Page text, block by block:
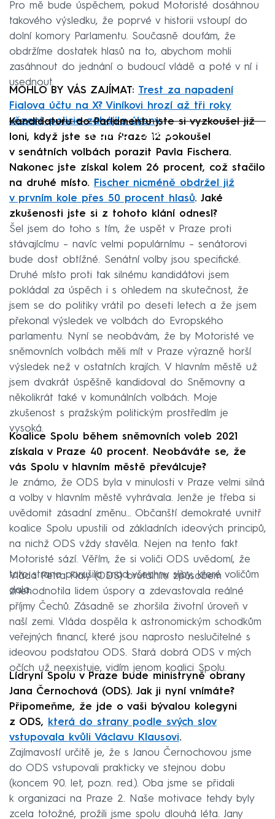
Pro mě bude úspěchem, pokud Motoristé dosáhnou
takového výsledku, že poprvé v historii vstoupí do
dolní komory Parlamentu. Současně doufám, že
obdržíme dostatek hlasů na to, abychom mohli
zasáhnout do jednání o budoucí vládě a poté v ní i
usednout.
MOHLO BY VÁS ZAJÍMAT: Trest za napadení
Fialova účtu na X? Viníkovi hrozí až tři roky
vězení, policie zahájila úkony
Failed to fetch
Kandidaturu do Parlamentu jste si vyzkoušel již
loni, když jste se na Praze 12 pokoušel
v senátních volbách porazit Pavla Fischera.
Nakonec jste získal kolem 26 procent, což stačilo
na druhé místo. Fischer nicméně obdržel již
v prvním kole přes 50 procent hlasů. Jaké
zkušenosti jste si z tohoto klání odnesl?
Šel jsem do toho s tím, že uspět v Praze proti
stávajícímu – navíc velmi populárnímu – senátorovi
bude dost obtížné. Senátní volby jsou specifické.
Druhé místo proti tak silnému kandidátovi jsem
pokládal za úspěch i s ohledem na skutečnost, že
jsem se do politiky vrátil po deseti letech a že jsem
překonal výsledek ve volbách do Evropského
parlamentu. Nyní se neobávám, že by Motoristé ve
sněmovních volbách měli mít v Praze výrazně horší
výsledek než v ostatních krajích. V hlavním městě už
jsem dvakrát úspěšně kandidoval do Sněmovny a
několikrát také v komunálních volbách. Moje
zkušenost s pražským politickým prostředím je
vysoká.
Koalice Spolu během sněmovních voleb 2021
získala v Praze 40 procent. Neobáváte se, že
vás Spolu v hlavním městě převálcuje?
Je známo, že ODS byla v minulosti v Praze velmi silná
a volby v hlavním městě vyhrávala. Jenže je třeba si
uvědomit zásadní změnu… Občanští demokraté uvnitř
koalice Spolu upustili od základních ideových principů,
na nichž ODS vždy stavěla. Nejen na tento fakt
Motoristé sází. Věřím, že si voliči ODS uvědomí, že
tato strana porušila snad všechny sliby, které voličům
dala.
Vláda Petra Fialy (ODS) brutálním způsobem
znehodnotila lidem úspory a zdevastovala reálné
příjmy Čechů. Zásadně se zhoršila životní úroveň v
naší zemi. Vláda dospěla k astronomickým schodkům
veřejných financí, které jsou naprosto neslučitelné s
ideovou podstatou ODS. Stará dobrá ODS v mých
očích už neexistuje, vidím jenom koalici Spolu.
Lídryní Spolu v Praze bude ministryně obrany
Jana Černochová (ODS). Jak ji nyní vnímáte?
Připomeňme, že jde o vaši bývalou kolegyni
z ODS, která do strany podle svých slov
vstupovala kvůli Václavu Klausovi.
Zajímavostí určitě je, že s Janou Černochovou jsme
do ODS vstupovali prakticky ve stejnou dobu
(koncem 90. let, pozn. red.). Oba jsme se přidali
k organizaci na Praze 2. Naše motivace tehdy byly
zcela totožné, prožili jsme spolu dlouhá léta. Jany